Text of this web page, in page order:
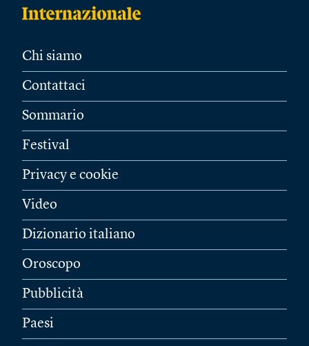
Chi siamo
Contattaci
Sommario
Festival
Privacy e cookie
Video
Dizionario italiano
Oroscopo
Pubblicità
Paesi